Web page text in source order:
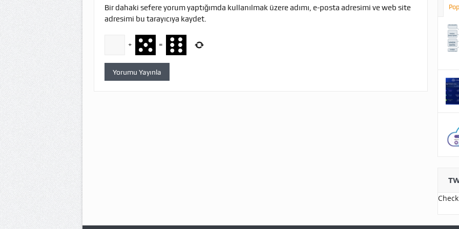
Bir dahaki sefere yorum yaptığımda kullanılmak üzere adımı, e-posta adresimi ve web site
adresimi bu tarayıcıya kaydet.
+ =